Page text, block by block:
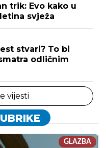
trik: Evo kako u
svježa
stvari? To bi
odličnim
vijesti
GLAZBA